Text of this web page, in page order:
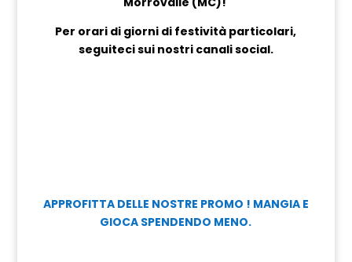
Per orari di giorni di festività particolari,
seguiteci sui nostri canali social.
APPROFITTA DELLE NOSTRE PROMO ! MANGIA E
GIOCA SPENDENDO MENO.